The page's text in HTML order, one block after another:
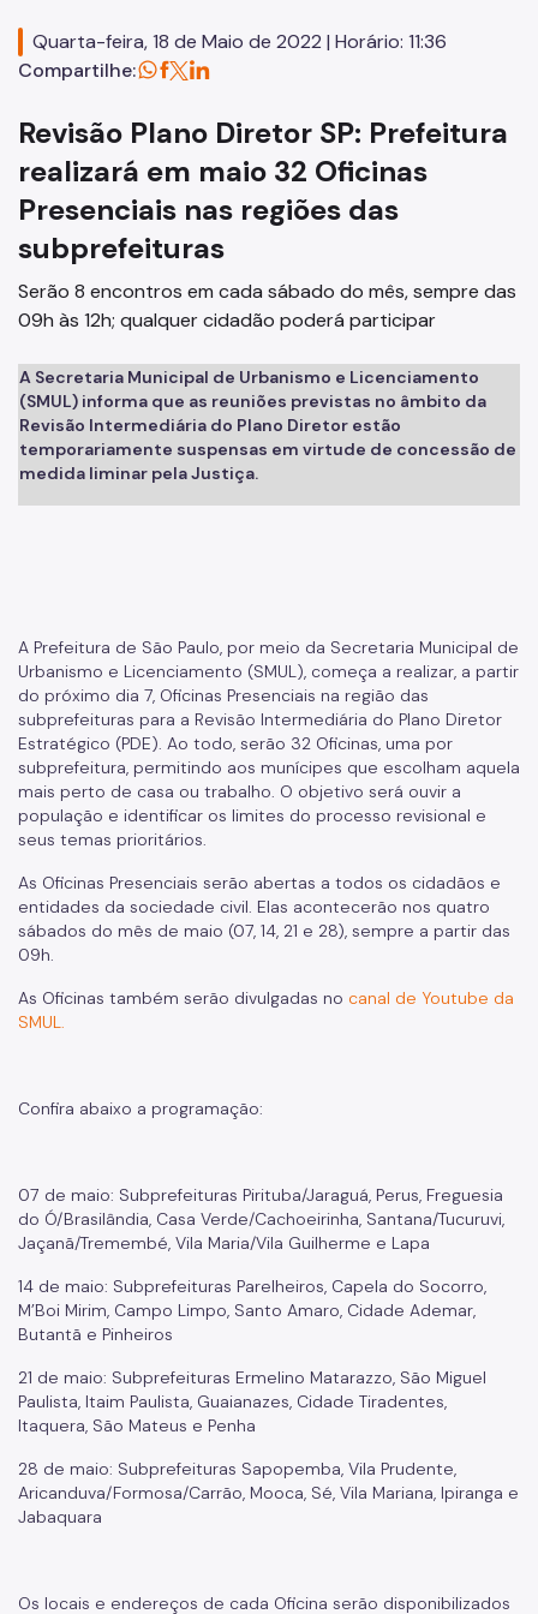
Planos Regionais
Urbanismo
Outorga Onerosa
Transferência do Direito de Construir - TDC
Função Social
Uso do Solo
Cidade Limpa
Portal de Licenciamento
Aprova Rápido
Requalifica Rápido
Controle do uso
Certificado de Acessibilidade
Segurança de uso das Edificações
Cadastro da Edificação
Ficha Técnica
Denom. de Logradouros
Mais Serviços
Relatórios de Aprovação
Notícias
Imprensa
Quarta-feira, 18 de Maio de 2022 | Horário: 11:36
Compartilhe:
Revisão Plano Diretor SP: Prefeitura
realizará em maio 32 Oficinas
Presenciais nas regiões das
subprefeituras
Serão 8 encontros em cada sábado do mês, sempre das
09h às 12h; qualquer cidadão poderá participar
A Secretaria Municipal de Urbanismo e Licenciamento
(SMUL) informa que as reuniões previstas no âmbito da
Revisão Intermediária do Plano Diretor estão
temporariamente suspensas em virtude de concessão de
medida liminar pela Justiça.
A Prefeitura de São Paulo, por meio da Secretaria Municipal de
Urbanismo e Licenciamento (SMUL), começa a realizar, a partir
do próximo dia 7, Oficinas Presenciais na região das
subprefeituras para a Revisão Intermediária do Plano Diretor
Estratégico (PDE). Ao todo, serão 32 Oficinas, uma por
subprefeitura, permitindo aos munícipes que escolham aquela
mais perto de casa ou trabalho. O objetivo será ouvir a
população e identificar os limites do processo revisional e
seus temas prioritários.
As Oficinas Presenciais serão abertas a todos os cidadãos e
entidades da sociedade civil. Elas acontecerão nos quatro
sábados do mês de maio (07, 14, 21 e 28), sempre a partir das
09h.
As Oficinas também serão divulgadas no canal de Youtube da
SMUL.
Confira abaixo a programação:
07 de maio: Subprefeituras Pirituba/Jaraguá, Perus, Freguesia
do Ó/Brasilândia, Casa Verde/Cachoeirinha, Santana/Tucuruvi,
Jaçanã/Tremembé, Vila Maria/Vila Guilherme e Lapa
14 de maio: Subprefeituras Parelheiros, Capela do Socorro,
M’Boi Mirim, Campo Limpo, Santo Amaro, Cidade Ademar,
Butantã e Pinheiros
21 de maio: Subprefeituras Ermelino Matarazzo, São Miguel
Paulista, Itaim Paulista, Guaianazes, Cidade Tiradentes,
Itaquera, São Mateus e Penha
28 de maio: Subprefeituras Sapopemba, Vila Prudente,
Aricanduva/Formosa/Carrão, Mooca, Sé, Vila Mariana, Ipiranga e
Jabaquara
Os locais e endereços de cada Oficina serão disponibilizados